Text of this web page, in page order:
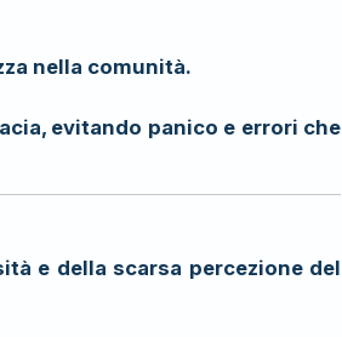
nella comunità.
evitando panico e errori che
e della scarsa percezione del